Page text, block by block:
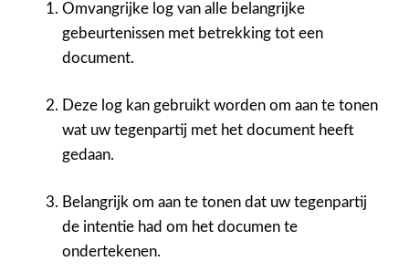
Omvangrijke log van alle belangrijke
gebeurtenissen met betrekking tot een
document.
Deze log kan gebruikt worden om aan te tonen
wat uw tegenpartij met het document heeft
gedaan.
Belangrijk om aan te tonen dat uw tegenpartij
de intentie had om het documen te
ondertekenen.